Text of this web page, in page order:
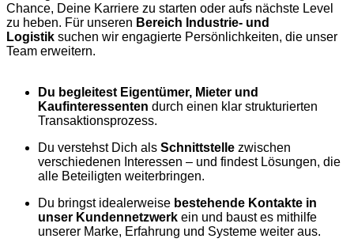
Chance, Deine Karriere zu starten oder aufs nächste Level
zu heben. Für unseren Bereich Industrie- und
Logistik suchen wir engagierte Persönlichkeiten, die unser
Team erweitern.
Du begleitest Eigentümer, Mieter und
Kaufinteressenten durch einen klar strukturierten
Transaktionsprozess.
Du verstehst Dich als Schnittstelle zwischen
verschiedenen Interessen – und findest Lösungen, die
alle Beteiligten weiterbringen.
Du bringst idealerweise bestehende Kontakte in
unser Kundennetzwerk ein und baust es mithilfe
unserer Marke, Erfahrung und Systeme weiter aus.